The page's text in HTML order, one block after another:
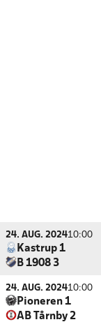
24. AUG. 202410:00
Kastrup 1
B 1908 3
24. AUG. 202410:00
Pioneren 1
AB Tårnby 2